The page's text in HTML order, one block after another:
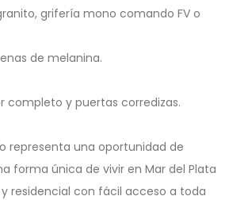
grifería mono comando FV o
de melanina.
completo y puertas corredizas.
representa una oportunidad de
forma única de vivir en Mar del Plata
residencial con fácil acceso a toda